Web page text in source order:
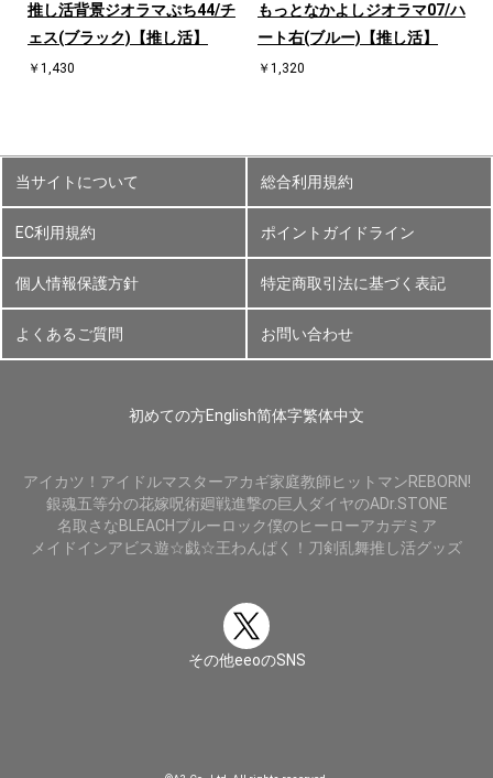
推し活背景ジオラマぷち44/チ
ェス(ブラック)【推し活】
￥1,430
もっとなかよしジオラマ07/ハ
ート右(ブルー)【推し活】
￥1,320
当サイトについて 総合利用規約
EC利用規約 ポイントガイドライン
個人情報保護方針 特定商取引法に基づく表記
よくあるご質問 お問い合わせ
初めての方English简体字繁体中文
アイカツ！ アイドルマスターアカギ家庭教師ヒットマンREBORN!
銀魂五等分の花嫁呪術廻戦進撃の巨人 ダイヤのADr.STONE
名取さなBLEACHブルーロック僕のヒーローアカデミア
メイドインアビス遊☆戯☆王わんぱく！刀剣乱舞推し活グッズ
その他eeoのSNS